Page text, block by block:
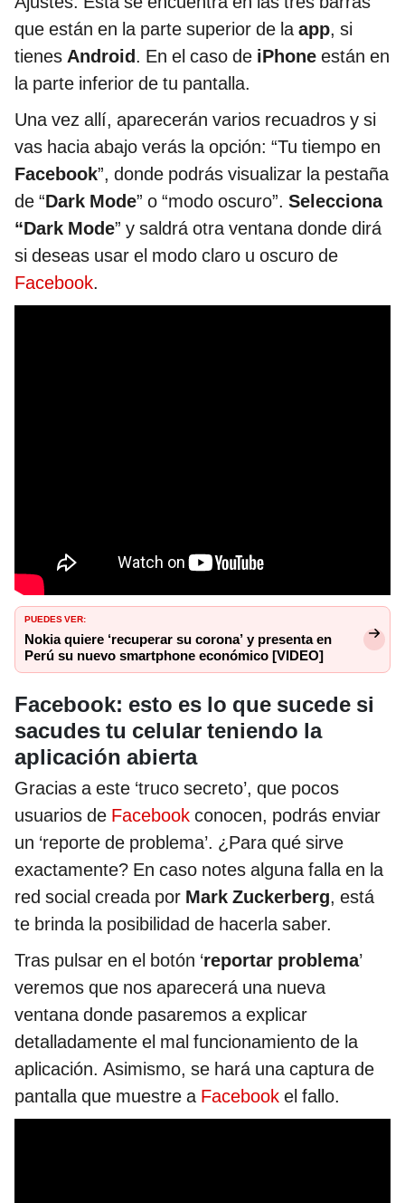
que están en la parte superior de laapp, si
tienes Android. En el caso de iPhone están en
la parte inferior de tu pantalla.
Una vez allí, aparecerán varios recuadros y si
vas hacia abajo verás la opción: “Tu tiempo en
Facebook”, donde podrás visualizar la pestaña
de “Dark Mode” o “modo oscuro”. Selecciona
“Dark Mode” y saldrá otra ventana donde dirá
si deseas usar el modo claro u oscuro de
Facebook.
PUEDES VER:
Nokia quiere ‘recuperar su corona’ y presenta en
Perú su nuevo smartphone económico [VIDEO]
Facebook: esto es lo que sucede si
sacudes tu celular teniendo la
aplicación abierta
Gracias a este ‘truco secreto’, que pocos
usuarios de Facebook conocen, podrás enviar
un ‘reporte de problema’. ¿Para qué sirve
exactamente? En caso notes alguna falla en la
red social creada por Mark Zuckerberg, está
te brinda la posibilidad de hacerla saber.
Tras pulsar en el botón ‘reportar problema’
veremos que nos aparecerá una nueva
ventana donde pasaremos a explicar
detalladamente el mal funcionamiento de la
aplicación. Asimismo, se hará una captura de
pantalla que muestre a Facebook el fallo.